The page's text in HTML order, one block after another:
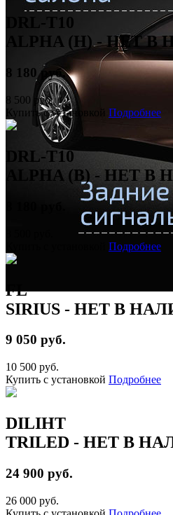
DRL-T10
ALPHA (Н) - НЕТ
8 180 руб.
8 500 руб.
Купить с установкой Подробнее
DRL-T10
ALPHA (B) - НЕТ
Подробнее
FL
SIRIUS - НЕТ В
9 050 руб.
10 500 руб.
Купить с установкой Подробнее
DILIHT
TRILED - НЕТ В
24 900 руб.
26 000 руб.